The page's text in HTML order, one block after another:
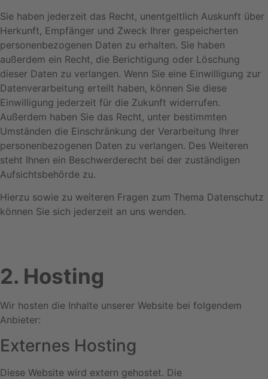
Sie haben jederzeit das Recht, unentgeltlich Auskunft über
Herkunft, Empfänger und Zweck Ihrer gespeicherten
personenbezogenen Daten zu erhalten. Sie haben
außerdem ein Recht, die Berichtigung oder Löschung
dieser Daten zu verlangen. Wenn Sie eine Einwilligung zur
Datenverarbeitung erteilt haben, können Sie diese
Einwilligung jederzeit für die Zukunft widerrufen.
Außerdem haben Sie das Recht, unter bestimmten
Umständen die Einschränkung der Verarbeitung Ihrer
personenbezogenen Daten zu verlangen. Des Weiteren
steht Ihnen ein Beschwerderecht bei der zuständigen
Aufsichtsbehörde zu.
Hierzu sowie zu weiteren Fragen zum Thema Datenschutz
können Sie sich jederzeit an uns wenden.
2. Hosting
Wir hosten die Inhalte unserer Website bei folgendem
Anbieter:
Externes Hosting
Diese Website wird extern gehostet. Die